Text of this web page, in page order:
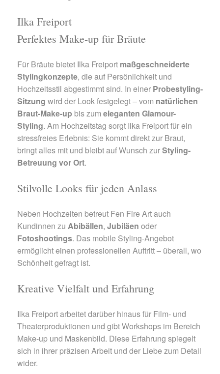
Ilka Freiport
Perfektes Make-up für Bräute
Für Bräute bietet Ilka Freiport maßgeschneiderte
Stylingkonzepte, die auf Persönlichkeit und
Hochzeitsstil abgestimmt sind. In einer Probestyling-
Sitzung wird der Look festgelegt – vom natürlichen
Braut-Make-up bis zum eleganten Glamour-
Styling. Am Hochzeitstag sorgt Ilka Freiport für ein
stressfreies Erlebnis: Sie kommt direkt zur Braut,
bringt alles mit und bleibt auf Wunsch zurStyling-
Betreuung vor Ort.
Stilvolle Looks für jeden Anlass
Neben Hochzeiten betreut Fen Fire Art auch
Kundinnen zu Abibällen, Jubiläen oder
Fotoshootings. Das mobile Styling-Angebot
ermöglicht einen professionellen Auftritt – überall, wo
Schönheit gefragt ist.
Kreative Vielfalt und Erfahrung
Ilka Freiport arbeitet darüber hinaus für Film- und
Theaterproduktionen und gibt Workshops im Bereich
Make-up und Maskenbild. Diese Erfahrung spiegelt
sich in ihrer präzisen Arbeit und der Liebe zum Detail
wider.